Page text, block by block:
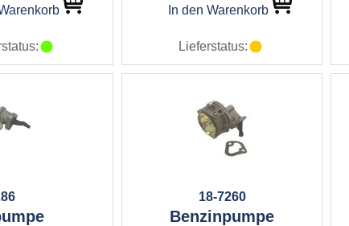
In den Warenkorb
Lieferstatus:
18-7260
Benzinpumpe